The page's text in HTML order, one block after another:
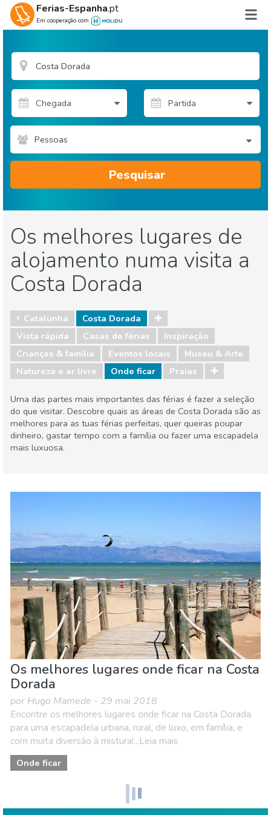
Ferias-Espanha.pt
Em cooperação com
Pessoas
Pesquisar
Os melhores lugares de
alojamento numa visita a
Costa Dorada
Catalunha
Costa Dorada
Vista rápida
Casas de férias
Inspiração
Crianças & família
Eventos locais
Museu & Arte
Natureza e ar livre
Onde ficar Praias
Uma das partes mais importantes das férias é fazer a seleção
do que visitar. Descobre quais as áreas de Costa Dorada são as
melhores para as tuas férias perfeitas, quer queiras poupar
dinheiro, gastar tempo com a família ou fazer uma escapadela
mais luxuosa.
Os melhores lugares onde ficar na Costa
Dorada
por Hugo Mamede - 29 mai 2018
Encontre os melhores lugares onde ficar na Costa Dorada
para uma escapadela urbana, rural, de luxo, em família, e
com muita diversão à mistura!...Leia mais
Onde ficar